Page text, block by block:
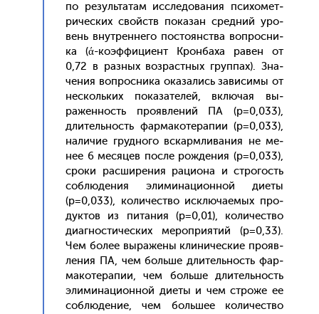
по ре­зуль­та­там ис­сле­дова­ния пси­хомет­
ри­чес­ких свой­ств по­казан сред­ний уро­
вень внут­ренне­го пос­то­янс­тва воп­росни­
ка (ά-ко­эф­фи­ци­ент Крон­ба­ха ра­вен от
0,72 в раз­ных воз­рас­тных груп­пах). Зна­
чения воп­росни­ка ока­зались за­виси­мы от
нес­коль­ких по­каза­телей, вклю­чая вы­
ражен­ность про­яв­ле­ний ПА (p=0,033),
дли­тель­ность фар­ма­коте­рапии (p=0,033),
на­личие груд­но­го вскар­мли­вания не ме­
нее 6 ме­сяцев пос­ле рож­де­ния (p=0,033),
сро­ки рас­ши­рения ра­ци­она и стро­гость
соб­лю­дения эли­мина­ци­он­ной ди­еты
(p=0,033), ко­личес­тво ис­клю­ча­емых про­
дук­тов из пи­тания (p=0,01), ко­личес­тво
ди­аг­ности­чес­ких ме­роп­ри­ятий (p=0,33).
Чем бо­лее вы­раже­ны кли­ничес­кие про­яв­
ле­ния ПА, чем боль­ше дли­тель­ность фар­
ма­коте­рапии, чем боль­ше дли­тель­ность
эли­мина­ци­он­ной ди­еты и чем стро­же ее
соб­лю­дение, чем боль­шее ко­личес­тво